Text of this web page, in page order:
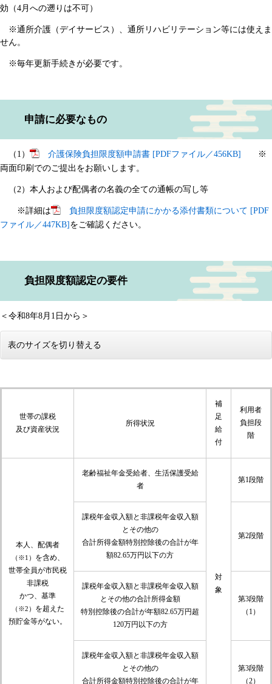
効（4月への遡りは不可）
※通所介護（デイサービス）、通所リハビリテーション等には使えま
せん。
※毎年更新手続きが必要です。
申請に必要なもの
（1） 介護保険負担限度額申請書 [PDFファイル／456KB]
※
両面印刷でのご提出をお願いします。
（2）本人および配偶者の名義の全ての通帳の写し等
※詳細は
負担限度額認定申請にかかる添付書類について [PDF
ファイル／447KB] をご確認ください。
負担限度額認定の要件
＜令和8年8月1日から＞
表のサイズを切り替える
世帯の課税
及び資産状況
所得状況
補
足
給
付
利用者
負担段
階
本人、配偶者
（※1）
を含め、
世帯全員が市民税
非課税
かつ、基準
（※2）
を超えた
預貯金等がない。
老齢福祉年金受給者、生活保護受給
者
対
象
第1段階
課税年金収入額と非課税年金収入額
とその他の
合計所得金額特別控除後の合計が年
額82.65万円以下の方
第2段階
課税年金収入額と非課税年金収入額
とその他の合計所得金額
特別控除後の合計が年額82.65万円超
120万円以下の方
第3段階
（1）
課税年金収入額と非課税年金収入額
とその他の
合計所得金額特別控除後の合計が年
第3段階
（2）